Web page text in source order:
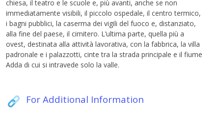
chiesa, il teatro e le scuole e, più avanti, anche se non
immediatamente visibili, il piccolo ospedale, il centro termico,
i bagni pubblici, la caserma dei vigili del fuoco e, distanziato,
alla fine del paese, il cimitero. L’ultima parte, quella più a
ovest, destinata alla attività lavorativa, con la fabbrica, la villa
padronale e i palazzotti, cinte tra la strada principale e il fiume
Adda di cui si intravede solo la valle.
For Additional Information